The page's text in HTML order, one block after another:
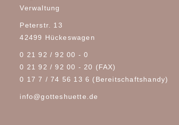
Verwaltung
Peterstr. 13
42499 Hückeswagen
0 21 92 / 92 00 - 0
0 21 92 / 92 00 - 20 (FAX)
0 17 7 / 74 56 13 6 (Bereitschaftshandy)
info@gotteshuette.de